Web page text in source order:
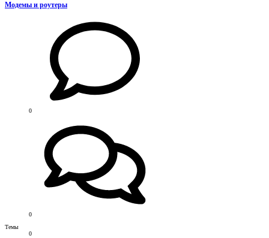
Модемы и роутеры
0
0
Темы
0